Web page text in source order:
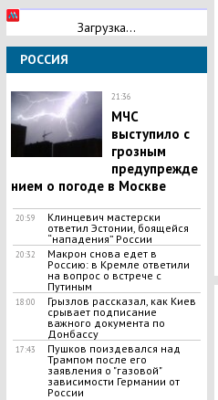
Загрузка...
РОССИЯ
21:36
МЧС
выступило с
грозным
предупрежде
нием о погоде в Москве
20:59
Клинцевич мастерски
ответил Эстонии, боящейся
“нападения” России
20:32
Макрон снова едет в
Россию: в Кремле ответили
на вопрос о встрече с
Путиным
18:00
Грызлов рассказал, как Киев
срывает подписание
важного документа по
Донбассу
17:43
Пушков поиздевался над
Трампом после его
заявления о "газовой"
зависимости Германии от
России